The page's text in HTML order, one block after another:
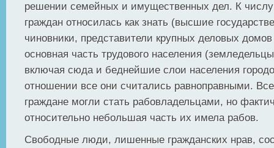
решении семейных и имущественных дел. К
граждан относилась как знать (высшие
чиновники, представители крупных деловых
основная часть трудового населения
включая сюда и беднейшие слои населения
отношении все они считались равноправными.
граждане могли стать рабовладельцами, но
относительно небольшая часть их имела рабов.
Свободные люди, лишенные гражданских нрав,